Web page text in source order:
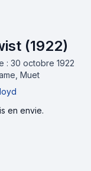
(1922)
: 30 octobre 1922
Muet
en envie.